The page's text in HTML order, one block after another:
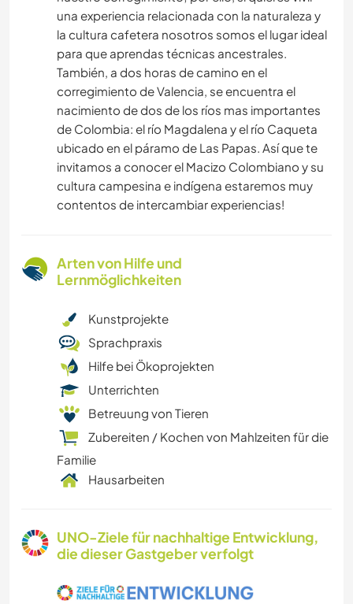
una experiencia relacionada con la naturaleza y
la cultura cafetera nosotros somos el lugar ideal
para que aprendas técnicas ancestrales.
También, a dos horas de camino en el
corregimiento de Valencia, se encuentra el
nacimiento de dos de los ríos mas importantes
de Colombia: el río Magdalena y el río Caqueta
ubicado en el páramo de Las Papas. Así que te
invitamos a conocer el Macizo Colombiano y su
cultura campesina e indígena estaremos muy
contentos de intercambiar experiencias!
Arten von Hilfe und
Lernmöglichkeiten
Kunstprojekte
Sprachpraxis
Hilfe bei Ökoprojekten
Unterrichten
Betreuung von Tieren
Zubereiten / Kochen von Mahlzeiten für die
Familie
Hausarbeiten
UNO-Ziele für nachhaltige Entwicklung,
die dieser Gastgeber verfolgt